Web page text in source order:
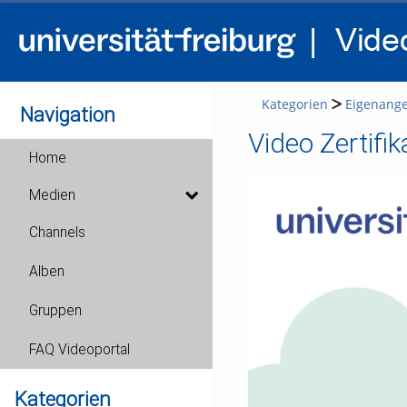
Navigation
Home
Medien
Channels
Alben
Gruppen
FAQ Videoportal
Kategorien
Kategorien
Video